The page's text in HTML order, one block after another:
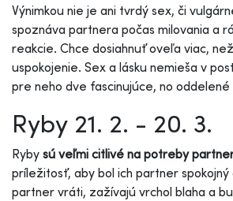
Výnimkou nie je ani tvrdý sex, či
spoznáva partnera počas milovania a
reakcie. Chce dosiahnuť oveľa viac,
uspokojenie. Sex a lásku nemieša v
pre neho dve fascinujúce, no oddelené
Ryby 21. 2. - 20. 3.
Ryby sú veľmi citlivé na potreby
príležitosť, aby bol ich partner spokojný
partner vráti, zažívajú vrchol blaha a